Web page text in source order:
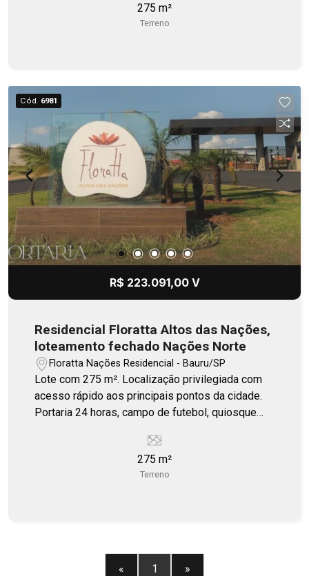
275 m²
Terreno
Cód. 6981
R$ 223.091,00 V
Residencial Floratta Altos das Nações,
loteamento fechado Nações Norte
Floratta Nações Residencial - Bauru/SP
Lote com 275 m². Localização privilegiada com
acesso rápido aos principais pontos da cidade.
Portaria 24 horas, campo de futebol, quiosque
275 m²
Terreno
« 1 »